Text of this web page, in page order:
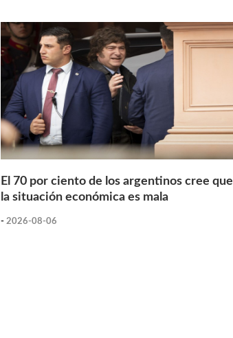
El 70 por ciento de los argentinos cree que
la situación económica es mala
- 2026-08-06